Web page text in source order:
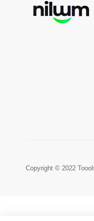
Copyright © 2022